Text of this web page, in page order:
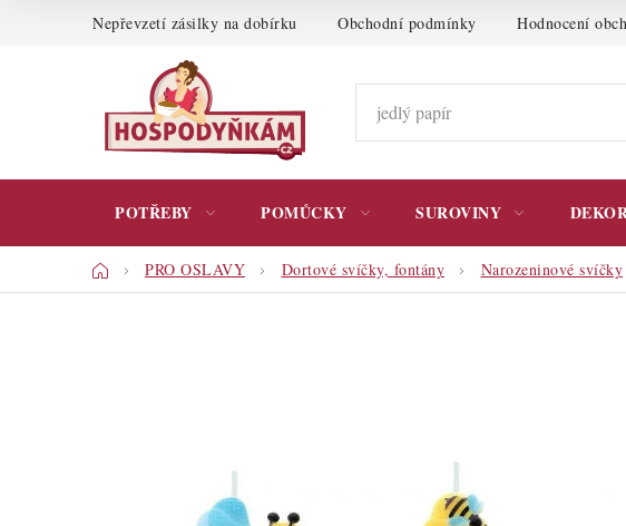
Nepřevzetí zásilky na dobírku Obchodní podmínky Hodnocení
POTŘEBY POMŮCKY SUROVINY
DomůPRO OSLAVY Dortové svíčky, fontány Narozeninové svíčky